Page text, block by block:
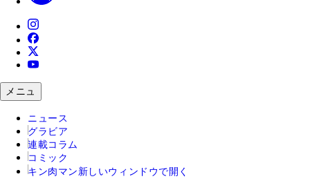
メニュ
ニュース
グラビア
連載コラム
コミック
キン肉マン 新しいウィンドウで開く